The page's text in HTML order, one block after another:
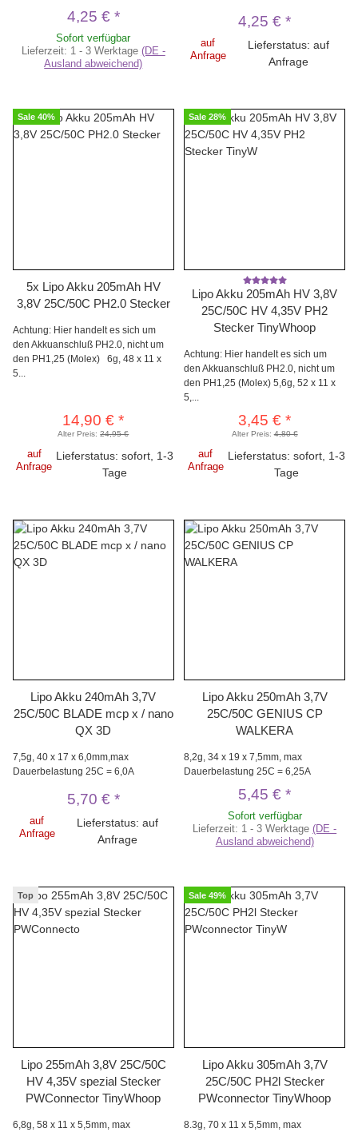
4,25 € *
Sofort verfügbar
Lieferzeit: 1 - 3 Werktage (DE -
Ausland abweichend)
4,25 €*
auf
Anfrage
Lieferstatus: auf
Anfrage
Sale 40%
5x Lipo Akku 205mAh HV
3,8V 25C/50C PH2.0 Stecker
Achtung: Hier handelt es sich um
den Akkuanschluß PH2.0, nicht um
den PH1,25 (Molex) 6g, 48 x 11 x
5...
14,90 €*
Alter Preis:24,95 €
auf
Anfrage
Lieferstatus: sofort, 1-3
Tage
Sale 28%
Lipo Akku 205mAh HV 3,8V
25C/50C HV 4,35V PH2
Stecker TinyWhoop
Achtung: Hier handelt es sich um
den Akkuanschluß PH2.0, nicht um
den PH1,25 (Molex) 5,6g, 52 x 11 x
5,...
3,45 €*
Alter Preis:4,80 €
auf
Anfrage
Lieferstatus: sofort, 1-3
Tage
Lipo Akku 240mAh 3,7V
25C/50C BLADE mcp x / nano
QX 3D
7,5g, 40 x 17 x 6,0mm,max
Dauerbelastung 25C = 6,0A
5,70 € *
auf
Anfrage
Lieferstatus: auf
Anfrage
Lipo Akku 250mAh 3,7V
25C/50C GENIUS CP
WALKERA
8,2g, 34 x 19 x 7,5mm, max
Dauerbelastung 25C = 6,25A
5,45 €*
Sofort verfügbar
Lieferzeit: 1 - 3 Werktage(DE -
Ausland abweichend)
Top
Lipo 255mAh 3,8V 25C/50C
HV 4,35V spezial Stecker
PWConnector TinyWhoop
6,8g, 58 x 11 x 5,5mm, max
Sale 49%
Lipo Akku 305mAh 3,7V
25C/50C PH2l Stecker
PWconnector TinyWhoop
8.3g, 70 x 11 x 5,5mm, max